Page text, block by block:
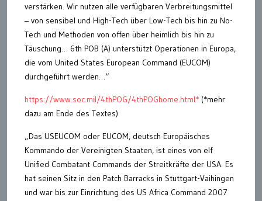
verstärken. Wir nutzen alle verfügbaren Verbreitungsmittel
– von sensibel und High-Tech über Low-Tech bis hin zu No-
Tech und Methoden von offen über heimlich bis hin zu
Täuschung… 6th POB (A) unterstützt Operationen in Europa,
die vom United States European Command (EUCOM)
durchgeführt werden…“
https://www.soc.mil/4thPOG/4thPOGhome.html* (*mehr
dazu am Ende des Textes)
„Das USEUCOM oder EUCOM, deutsch Europäisches
Kommando der Vereinigten Staaten, ist eines von elf
Unified Combatant Commands der Streitkräfte der USA. Es
hat seinen Sitz in den Patch Barracks in Stuttgart-Vaihingen
und war bis zur Einrichtung des US Africa Command 2007